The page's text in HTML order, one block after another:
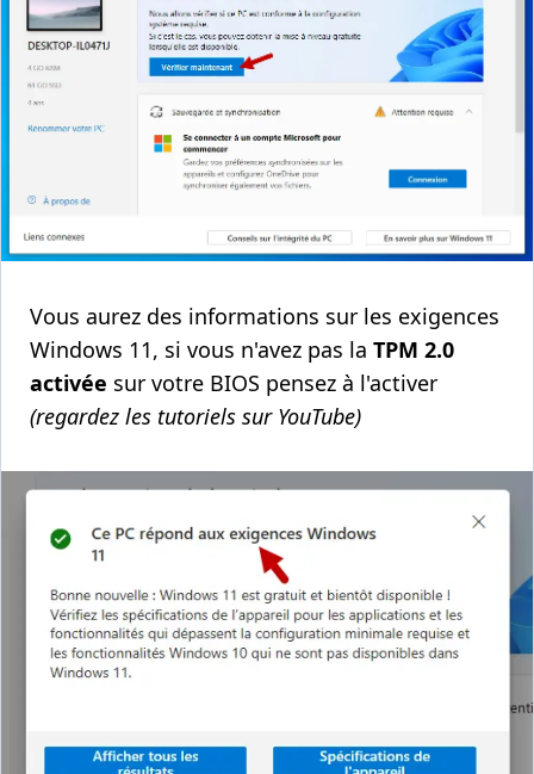
Vous aurez des informations sur les exigences
Windows 11, si vous n'avez pas la TPM 2.0
activée sur votre BIOS pensez à l'activer
(regardez les tutoriels sur YouTube)